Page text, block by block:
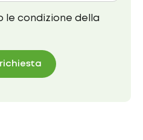
le condizione della
richiesta